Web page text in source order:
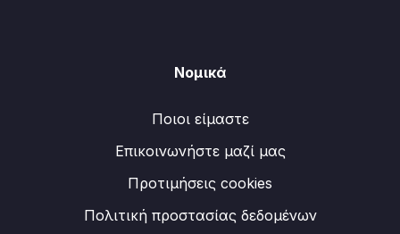
Νομικά
Ποιοι είμαστε
Επικοινωνήστε μαζί μας
Προτιμήσεις cookies
Πολιτική προστασίας δεδομένων